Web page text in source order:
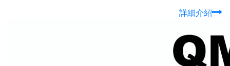
詳細介紹